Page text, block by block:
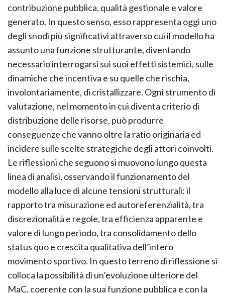
contribuzione pubblica, qualità gestionale e valore
generato. In questo senso, esso rappresenta oggi uno
degli snodi più significativi attraverso cui il modello ha
assunto una funzione strutturante, diventando
necessario interrogarsi sui suoi effetti sistemici, sulle
dinamiche che incentiva e su quelle che rischia,
involontariamente, di cristallizzare. Ogni strumento di
valutazione, nel momento in cui diventa criterio di
distribuzione delle risorse, può produrre
conseguenze che vanno oltre la ratio originaria ed
incidere sulle scelte strategiche degli attori coinvolti.
Le riflessioni che seguono si muovono lungo questa
linea di analisi, osservando il funzionamento del
modello alla luce di alcune tensioni strutturali: il
rapporto tra misurazione ed autoreferenzialità, tra
discrezionalità e regole, tra efficienza apparente e
valore di lungo periodo, tra consolidamento dello
status quo e crescita qualitativa dell’intero
movimento sportivo. In questo terreno di riflessione si
colloca la possibilità di un’evoluzione ulteriore del
MaC, coerente con la sua funzione pubblica e con la